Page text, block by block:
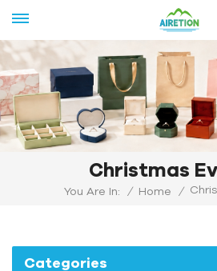
Christmas
You Are In: / Home /
Categories